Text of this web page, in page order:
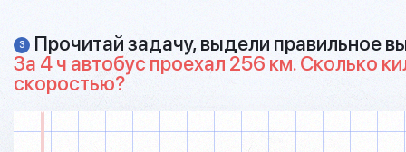
3
Прочитай задачу, выдели правильное
За 4 ч автобус проехал 256 км. Сколько
скоростью?